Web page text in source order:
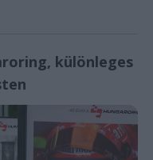
különleges